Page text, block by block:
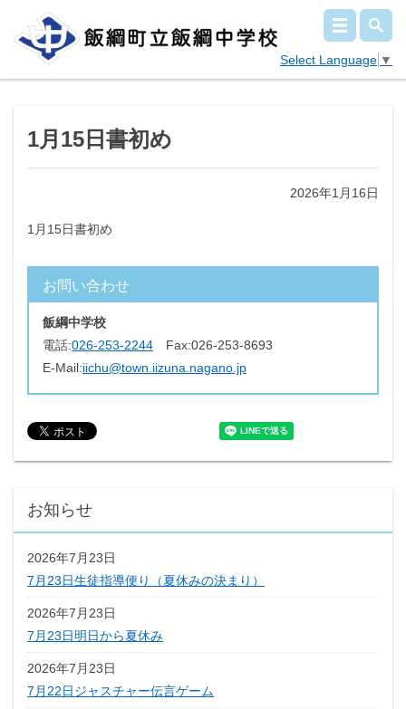
Select Language ▼
1月15日書初め
2026年1月16日
1月15日書初め
お問い合わせ
飯綱中学校
電話:026-253-2244 Fax:026-253-8693
E-Mail:iichu@town.iizuna.nagano.jp
お知らせ
2026年7月23日
7月23日生徒指導便り（夏休みの決まり）
2026年7月23日
7月23日明日から夏休み
2026年7月23日
7月22日ジャスチャー伝言ゲーム